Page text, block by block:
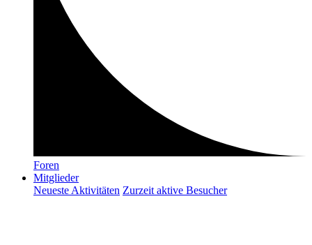
Foren
Mitglieder
Neueste Aktivitäten Zurzeit aktive Besucher